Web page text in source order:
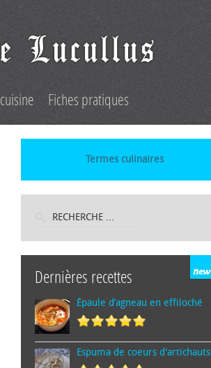
Fiches pratiques
Termes culinaires
Dernières recettes
Épaule d’agneau en effiloché
Espuma de cœurs d'artichauts